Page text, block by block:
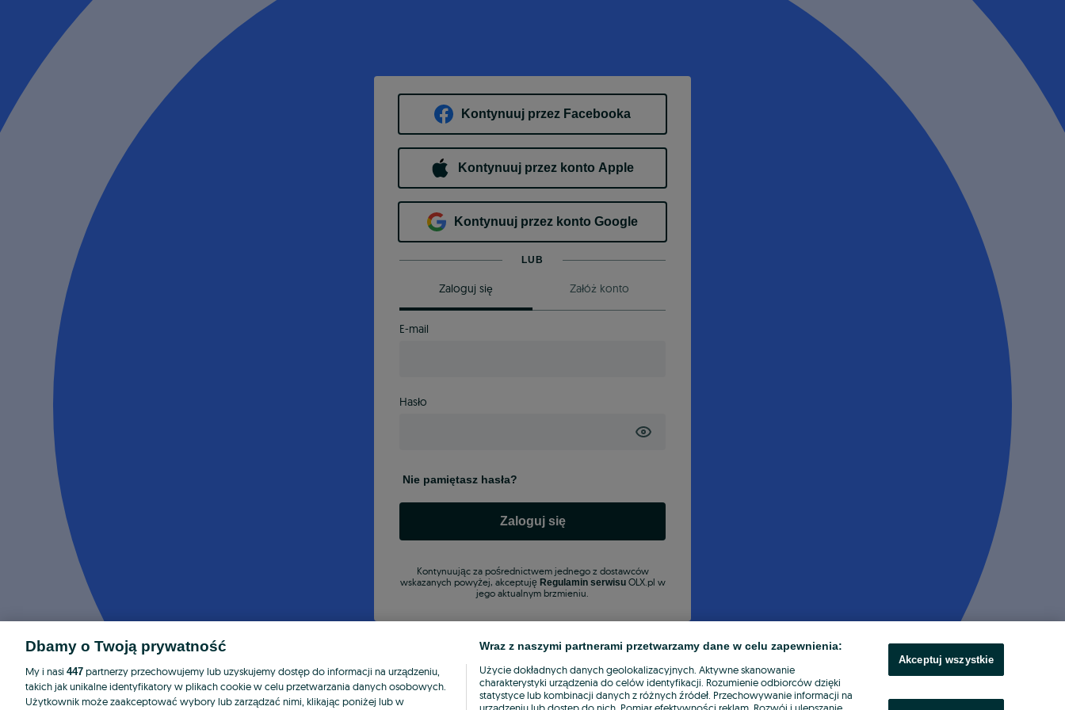
Kontynuuj przez Facebooka
Kontynuuj przez konto Apple
Kontynuuj przez konto Google
LUB
Zaloguj się Załóż konto
E-mail
Hasło
Nie pamiętasz hasła?
Zaloguj się
Kontynuując za pośrednictwem jednego z dostawców
wskazanych powyżej, akceptuję Regulamin serwisuOLX.pl w
jego aktualnym brzmieniu.
Dbamy o Twoją prywatność
My i nasi 447 partnerzy przechowujemy lub uzyskujemy dostęp do informacji na urządzeniu,
takich jak unikalne identyfikatory w plikach cookie w celu przetwarzania danych osobowych.
Użytkownik może zaakceptować wybory lub zarządzać nimi, klikając poniżej lub w
Wraz z naszymi partnerami przetwarzamy dane w celu zapewnienia:
Użycie dokładnych danych geolokalizacyjnych. Aktywne skanowanie
charakterystyki urządzenia do celów identyfikacji. Rozumienie odbiorców dzięki
statystyce lub kombinacji danych z różnych źródeł. Przechowywanie informacji na
Akceptuj wszystkie